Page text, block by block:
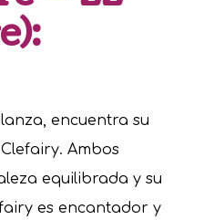
encuentra su
Ambos
equilibrada y su
es encantador y